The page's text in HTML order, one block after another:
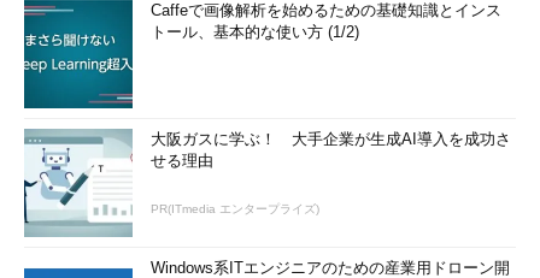
Caffeで画像解析を始めるための基礎知識とインス
トール、基本的な使い方 (1/2)
大阪ガスに学ぶ！ 大手企業が生成AI導入を成功さ
せる理由
PR(ITmedia エンタープライズ)
Windows系ITエンジニアのための産業用ドローン開